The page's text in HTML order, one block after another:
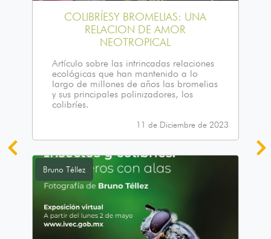
COLIBRÍESY BROMELIAS: UNA
RELACION DE AMOR
NEOTROPICAL
Artículo sobre las intrincadas relaciones
ecológicas que han mantenido a lo
largo de millones de años las bromelias
y sus principales polinizadores, los
colibríes.
11 de Diciembre de 2023
Bruno Téllez